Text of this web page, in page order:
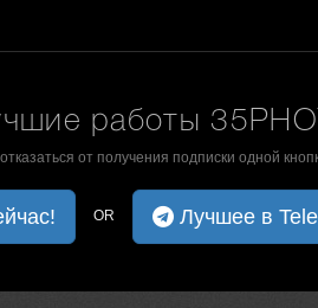
работы
от получения подписки одной
OR Лучшее в